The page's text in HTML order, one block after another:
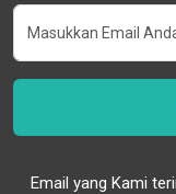
Email yang Kami